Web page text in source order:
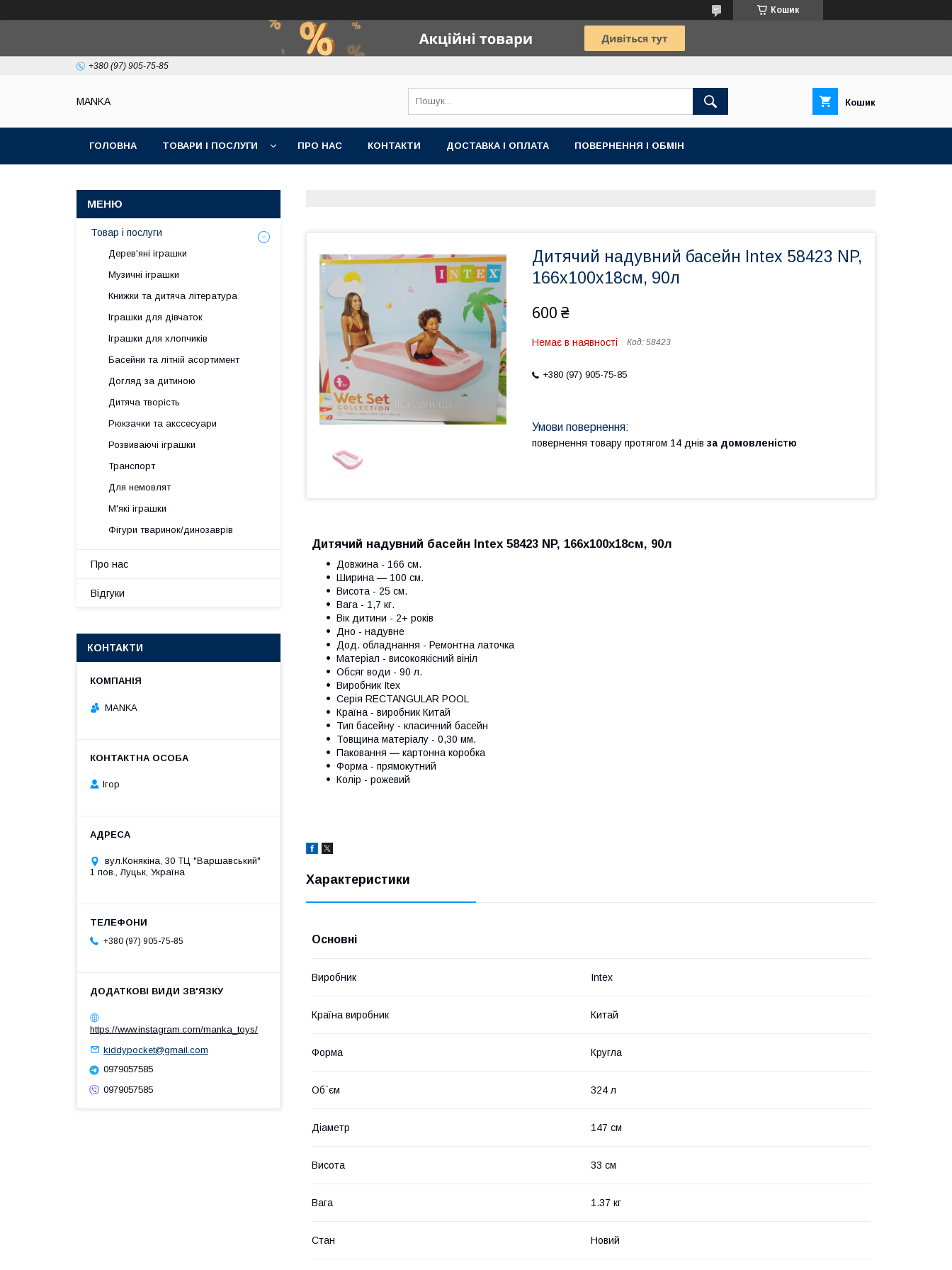
Кошик
+380 (97) 905-75-85
МАNKА Кошик
ГОЛОВНА ТОВАРИ І ПОСЛУГИ ПРО НАС КОНТАКТИ ДОСТАВКА І ОПЛАТА ПОВЕРНЕННЯ І ОБМІН
Дитячий надувний басейн Intex 58423 NP,
166х100х18см, 90л
600 ₴
Немає в наявності Код: 58423
+380 (97) 905-75-85
повернення товару протягом 14 днів за домовленістю
Дитячий надувний басейн Intex 58423 NP, 166х100х18см, 90л
Довжина - 166 см.
Ширина — 100 см.
Висота - 25 см.
Вага - 1,7 кг.
Вік дитини - 2+ років
Дно - надувне
Дод. обладнання - Ремонтна латочка
Матеріал - високоякісний вініл
Обсяг води - 90 л.
Виробник Itex
Серія RECTANGULAR POOL
Країна - виробник Китай
Тип басейну - класичний басейн
Товщина матеріалу - 0,30 мм.
Паковання — картонна коробка
Форма - прямокутний
Колір - рожевий
Характеристики
Основні
Виробник Intex
Країна виробник Китай
Форма Кругла
Об`єм 324 л
Діаметр 147 см
Висота 33 см
Вага 1.37 кг
Стан Новий
Товар і послуги
Дерев'яні іграшки
Музичні іграшки
Книжки та дитяча література
Іграшки для дівчаток
Іграшки для хлопчиків
Басейни та літній асортимент
Догляд за дитиною
Дитяча творість
Рюкзачки та акссесуари
Розвиваючі іграшки
Транспорт
Для немовлят
М'які іграшки
Фігури тваринок/динозаврів
Про нас
Відгуки
КОНТАКТИ
MANKA
Ігор
вул.Конякіна, 30 ТЦ "Варшавський"
1 пов., Луцьк, Україна
+380 (97) 905-75-85
https://www.instagram.com/manka_toys/
kiddypocket@gmail.com
0979057585
0979057585